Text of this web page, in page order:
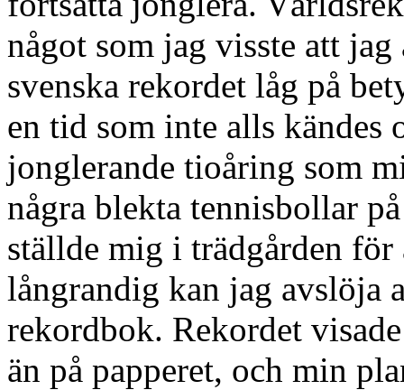
något som jag visste att
svenska rekordet låg på
en tid som inte alls
jonglerande tioåring som
några blekta tennisbollar
ställde mig i trädgården
långrandig kan jag avslöja
rekordbok. Rekordet
än på papperet, och min